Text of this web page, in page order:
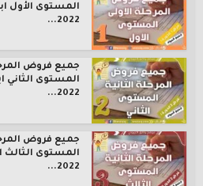
المستوى الأول
2022...
جميع فروض
المستوى الثاني
2022...
جميع فروض
المستوى الثالث
2022...